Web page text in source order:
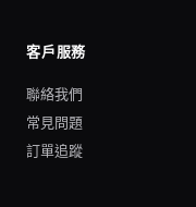
客戶服務
聯絡我們
常見問題
訂單追蹤